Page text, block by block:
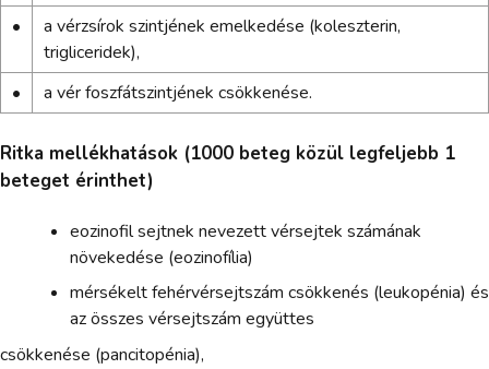
•
a vérzsírok szintjének emelkedése (koleszterin,
trigliceridek),
•
a vér foszfátszintjének csökkenése.
Ritka mellékhatások (1000 beteg közül legfeljebb 1
beteget érinthet)
eozinofil sejtnek nevezett vérsejtek számának
növekedése (eozinofília)
mérsékelt fehérvérsejtszám csökkenés (leukopénia) és
az összes vérsejtszám együttes
csökkenése (pancitopénia),